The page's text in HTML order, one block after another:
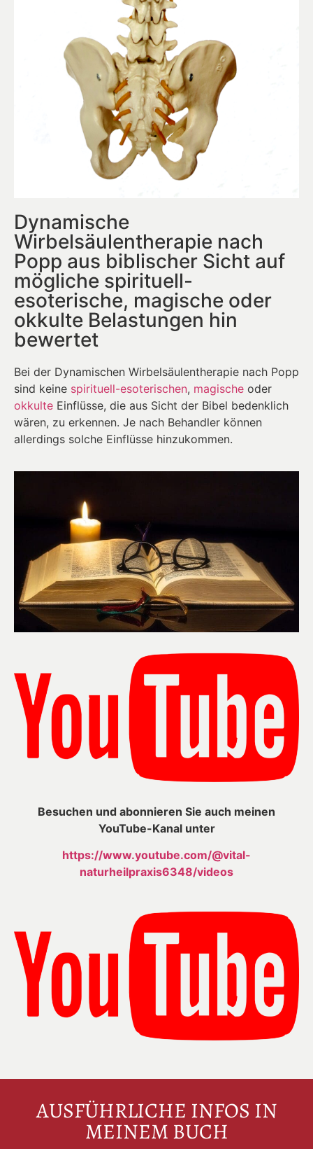
Dynamische
Wirbelsäulentherapie nach
Popp aus biblischer Sicht auf
mögliche spirituell-
esoterische, magische oder
okkulte Belastungen hin
bewertet
Bei der Dynamischen Wirbelsäulentherapie nach Popp
sind keine spirituell-esoterischen, magische oder
okkulte Einflüsse, die aus Sicht der Bibel bedenklich
wären, zu erkennen. Je nach Behandler können
allerdings solche Einflüsse hinzukommen.
Besuchen und abonnieren Sie auch meinen
YouTube-Kanal unter
https://www.youtube.com/@vital-
naturheilpraxis6348/videos
AUSFÜHRLICHE INFOS IN
MEINEM BUCH